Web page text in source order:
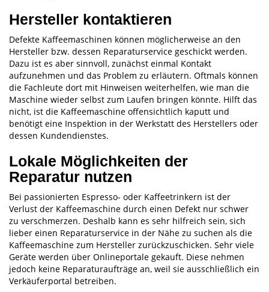
Hersteller kontaktieren
Defekte Kaffeemaschinen können möglicherweise an den
Hersteller bzw. dessen Reparaturservice geschickt werden.
Dazu ist es aber sinnvoll, zunächst einmal Kontakt
aufzunehmen und das Problem zu erläutern. Oftmals können
die Fachleute dort mit Hinweisen weiterhelfen, wie man die
Maschine wieder selbst zum Laufen bringen könnte. Hilft das
nicht, ist die Kaffeemaschine offensichtlich kaputt und
benötigt eine Inspektion in der Werkstatt des Herstellers oder
dessen Kundendienstes.
Lokale Möglichkeiten der
Reparatur nutzen
Bei passionierten Espresso- oder Kaffeetrinkern ist der
Verlust der Kaffeemaschine durch einen Defekt nur schwer
zu verschmerzen. Deshalb kann es sehr hilfreich sein, sich
lieber einen Reparaturservice in der Nähe zu suchen als die
Kaffeemaschine zum Hersteller zurückzuschicken. Sehr viele
Geräte werden über Onlineportale gekauft. Diese nehmen
jedoch keine Reparaturaufträge an, weil sie ausschließlich ein
Verkäuferportal betreiben.